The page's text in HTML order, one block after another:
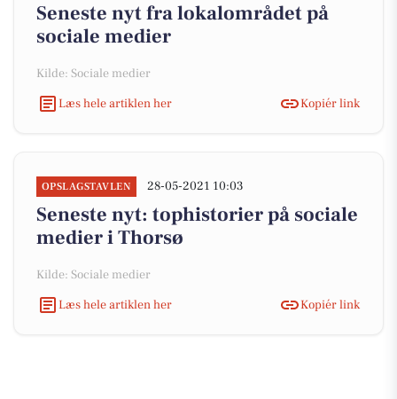
Seneste nyt fra lokalområdet på
sociale medier
Kilde: Sociale medier
Læs hele artiklen her
Kopiér link
OPSLAGSTAVLEN 28-05-2021 10:03
Seneste nyt: tophistorier på sociale
medier i Thorsø
Kilde: Sociale medier
Læs hele artiklen her
Kopiér link